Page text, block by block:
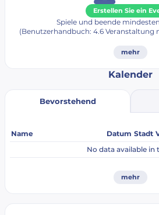
Erstellen Sie ein
Spiele und beende
(Benutzerhandbuch: 4.6 Veranstaltung
mehr
Kalender
Bevorstehend
Name Datum Stadt
No data available in
mehr